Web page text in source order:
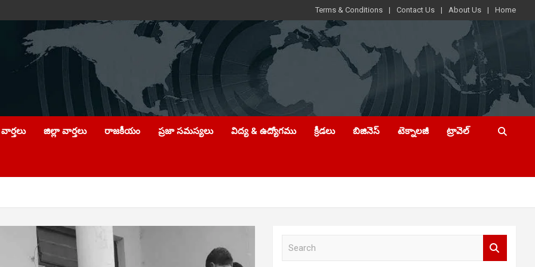
Terms & Conditions Contact Us About Us Home
జిల్లా వార్తలు రాజకీయం ప్రజా సమస్యలు విద్య & ఉద్యోగము క్రీడలు బిజినెస్ టెక్నాలజీ ట్రావెల్